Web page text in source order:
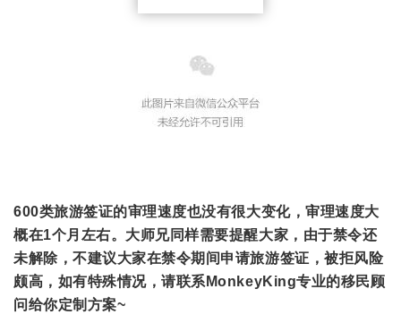
600类旅游签证的审理速度也没有很大变化，审理速度大
概在1个月左右。大师兄同样需要提醒大家，由于禁令还
未解除，不建议大家在禁令期间申请旅游签证，被拒风险
颇高，如有特殊情况，请联系MonkeyKing专业的移民顾
问给你定制方案~